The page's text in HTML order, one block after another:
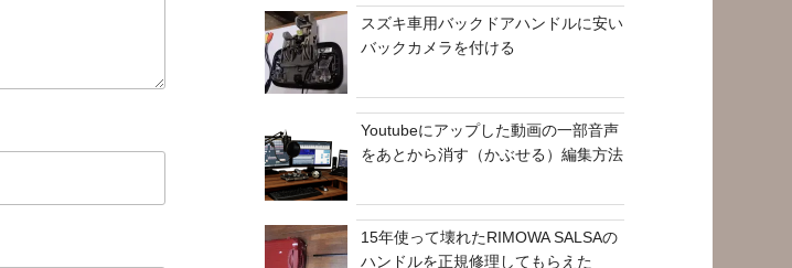
スズキ車用バックドアハンドルに安い
バックカメラを付ける
Youtubeにアップした動画の一部音声
をあとから消す（かぶせる）編集方法
15年使って壊れたRIMOWA SALSAの
ハンドルを正規修理してもらえた